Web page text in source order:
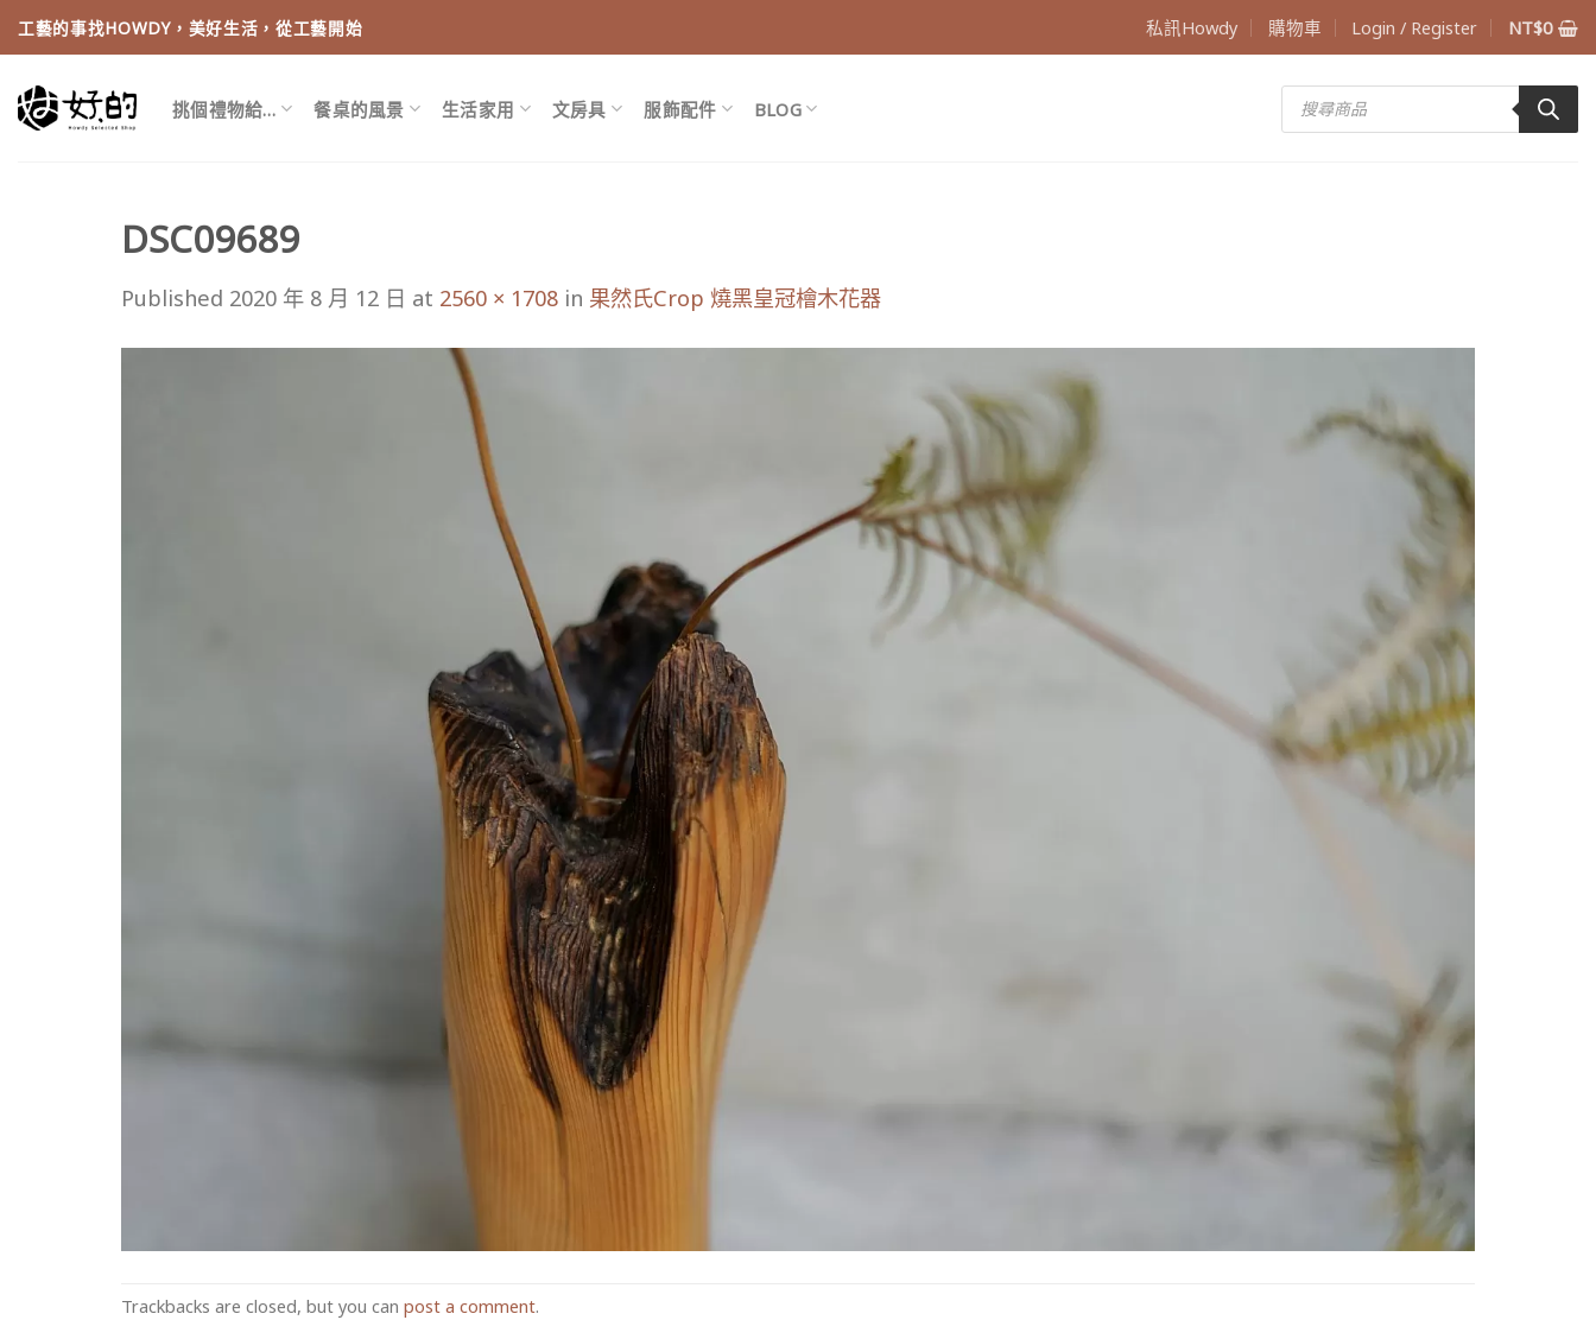
Skip
to
content
工藝的事找HOWDY，美好生活，從工藝開始 私訊Howdy 購物車 Login / Register NT$0
挑個禮物給… 餐桌的風景 生活家用 文房具 服飾配件 BLOG
Products
search
DSC09689
Published 2020 年 8 月 12 日 at 2560 × 1708 in 果然氏Crop 燒黑皇冠檜木花器
Trackbacks are closed, but you can post a comment.